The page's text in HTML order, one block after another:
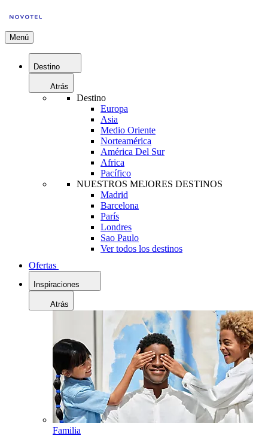
Menú
Destino
Atrás
Destino
Europa
Asia
Medio Oriente
Norteamérica
América Del Sur
Africa
Pacífico
NUESTROS MEJORES DESTINOS
Madrid
Barcelona
París
Londres
Sao Paulo
Ver todos los destinos
Ofertas
Inspiraciones
Atrás
Familia